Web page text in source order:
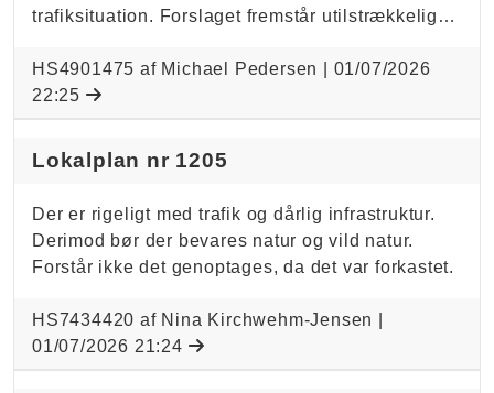
trafiksituation. Forslaget fremstår utilstrækkelig…
HS4901475 af Michael Pedersen | 01/07/2026
22:25
Lokalplan nr 1205
Der er rigeligt med trafik og dårlig infrastruktur.
Derimod bør der bevares natur og vild natur.
Forstår ikke det genoptages, da det var forkastet.
HS7434420 af Nina Kirchwehm-Jensen |
01/07/2026 21:24